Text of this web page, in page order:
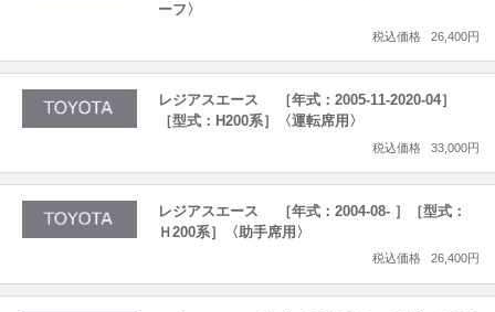
ーフ〉
税込価格 26,400円
レジアスエース ［年式：2005-11-2020-04］
［型式：H200系］〈運転席用〉
税込価格 33,000円
レジアスエース ［年式：2004-08- ］［型式：
Ｈ200系］〈助手席用〉
税込価格 26,400円